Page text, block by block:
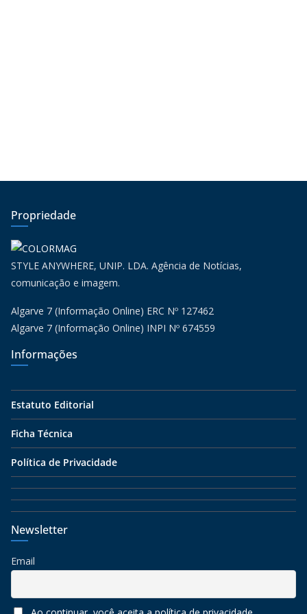
Propriedade
STYLE ANYWHERE, UNIP. LDA. Agência de Notícias,
comunicação e imagem.
Algarve 7 (Informação Online) ERC Nº 127462
Algarve 7 (Informação Online) INPI Nº 674559
Informações
Estatuto Editorial
Ficha Técnica
Política de Privacidade
Newsletter
Email